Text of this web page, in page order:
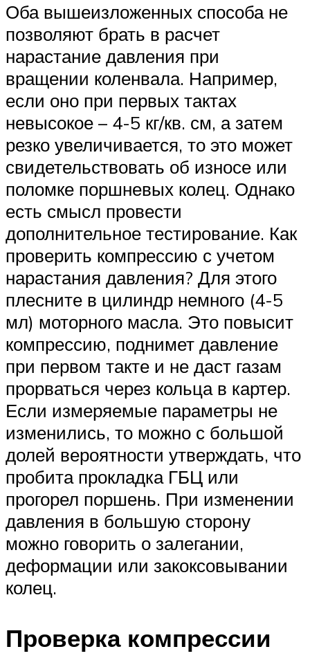
Оба вышеизложенных способа не
позволяют брать в расчет
нарастание давления при
вращении коленвала. Например,
если оно при первых тактах
невысокое – 4-5 кг/кв. см, а затем
резко увеличивается, то это может
свидетельствовать об износе или
поломке поршневых колец. Однако
есть смысл провести
дополнительное тестирование. Как
проверить компрессию с учетом
нарастания давления? Для этого
плесните в цилиндр немного (4-5
мл) моторного масла. Это повысит
компрессию, поднимет давление
при первом такте и не даст газам
прорваться через кольца в картер.
Если измеряемые параметры не
изменились, то можно с большой
долей вероятности утверждать, что
пробита прокладка ГБЦ или
прогорел поршень. При изменении
давления в большую сторону
можно говорить о залегании,
деформации или закоксовывании
колец.
Проверка компрессии